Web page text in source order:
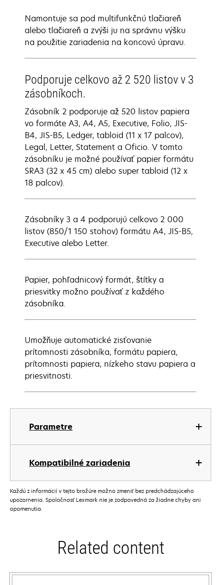
Parametre
Kompatibilné zariadenia
Namontuje sa pod multifunkčnú tlačiareň
alebo tlačiareň a zvýši ju na správnu výšku
na použitie zariadenia na koncovú úpravu.
Podporuje celkovo až 2 520 listov v 3
zásobníkoch.
Zásobník 2 podporuje až 520 listov papiera
vo formáte A3, A4, A5, Executive, Folio, JIS-
B4, JIS-B5, Ledger, tabloid (11 x 17 palcov),
Legal, Letter, Statement a Oficio. V tomto
zásobníku je možné používať papier formátu
SRA3 (32 x 45 cm) alebo super tabloid (12 x
18 palcov).
Zásobníky 3 a 4 podporujú celkovo 2 000
listov (850/1 150 stohov) formátu A4, JIS-B5,
Executive alebo Letter.
Papier, pohľadnicový formát, štítky a
priesvitky možno používať z každého
zásobníka.
Umožňuje automatické zisťovanie
prítomnosti zásobníka, formátu papiera,
prítomnosti papiera, nízkeho stavu papiera a
priesvitnosti.
Každú z informácií v tejto brožúre možno zmeniť bez predchádzajúceho
upozornenia. Spoločnosť Lexmark nie je zodpovedná za žiadne chyby ani
opomenutia.
Related content